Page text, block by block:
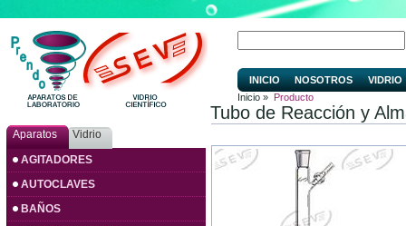
Aparatos
Vidrio
AGITADORES
AUTOCLAVES
BAÑOS
INICIO NOSOTROS
VIDRIO
Inicio » Producto
Tubo de Reacción y